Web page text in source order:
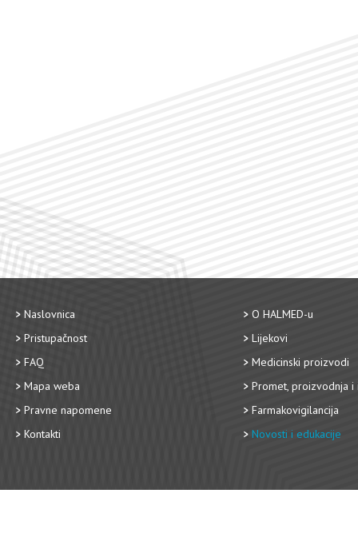
Naslovnica
Pristupačnost
FAQ
Mapa weba
Pravne napomene
Kontakti
O HALMED-u
Lijekovi
Medicinski proizvodi
Promet, proizvodnja i
Farmakovigilancija
Novosti i edukacije